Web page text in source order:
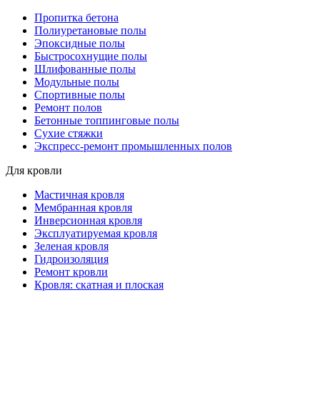
Пропитка бетона
Полиуретановые полы
Эпоксидные полы
Быстросохнущие полы
Шлифованные полы
Модульные полы
Спортивные полы
Ремонт полов
Бетонные топпинговые полы
Сухие стяжки
Экспресс-ремонт промышленных полов
Для кровли
Мастичная кровля
Мембранная кровля
Инверсионная кровля
Эксплуатируемая кровля
Зеленая кровля
Гидроизоляция
Ремонт кровли
Кровля: скатная и плоская